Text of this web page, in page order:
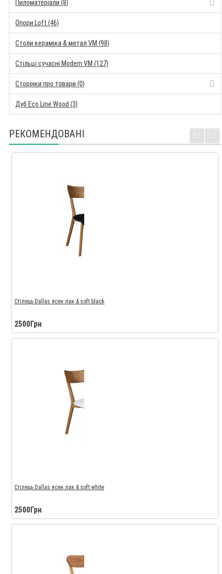
Пиломатеріали (8)
Опори Loft (46)
Столи кераміка & метал VM (98)
Стільці сучасні Modern VM (127)
Сторінки про товари (0)
Дуб Eco Line Wood (3)
РЕКОМЕНДОВАНІ
Стілець Dallas ясен лак & soft black
2500Грн
Стілець Dallas ясен лак & soft white
2500Грн